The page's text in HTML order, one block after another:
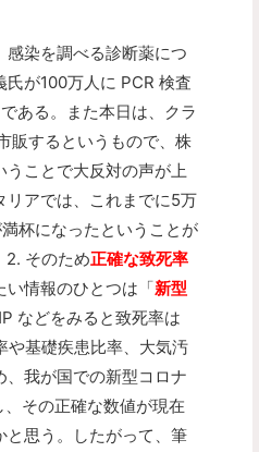
感染を調べる診断薬につ
が100万人に PCR 検査
ある。また本日は、クラ
販するというもので、株
ことで大反対の声が上
リアでは、これまでに5万
杯になったということが
2. そのため正確な致死率
い情報のひとつは「新型
などをみると致死率は
や基礎疾患比率、大気汚
我が国での新型コロナ
その正確な数値が現在
と思う。したがって、筆